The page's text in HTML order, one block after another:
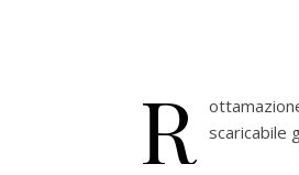
R
scaricabile